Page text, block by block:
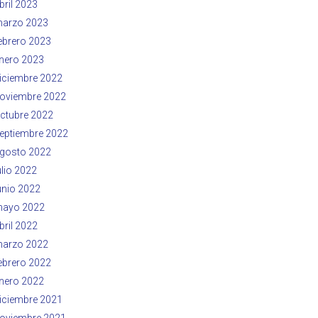
2023
2023
2023
2023
2022
2022
2022
2022
2022
2022
2022
2022
2022
2022
2022
2022
2021